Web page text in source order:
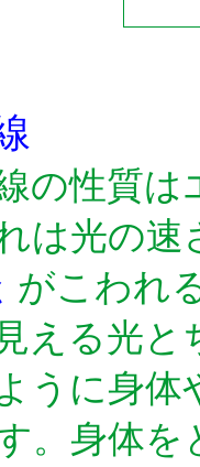
の性質は
は光の速
がこわれ
える光と
うに身体
。身体